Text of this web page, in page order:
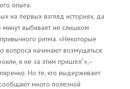
опыта.
на первых взгляд историях, да
выбивает не слишком
ритма. «Некоторые
вопроса начинают возмущаться:
я не за этим пришел”»,–
Но те, кто выдерживает
много полезной